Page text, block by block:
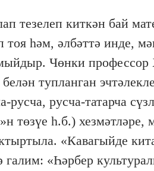
тезелеп киткән бай
тоя һәм, әлбәттә инде,
Чөнки
тупланган
русча, русча-татарча
төзүе һ.б.)
«Кавагыйде
галим: «Һәрбер